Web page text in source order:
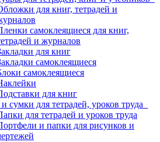
для книг, тетрадей и
самоклеящиеся для книг,
и журналов
для книг
самоклеящиеся
самоклеящиеся
для книг
сумки для тетрадей, уроков труда
для тетрадей и уроков труда
и папки для рисунков и